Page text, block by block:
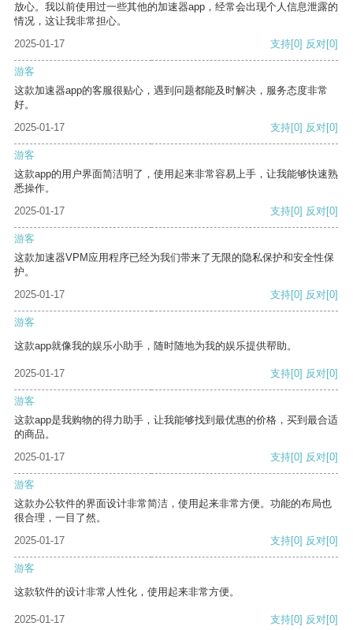
放心。我以前使用过一些其他的加速器app，经常会出现个人信息泄露的
情况，这让我非常担心。
2025-01-17
支持[0] 反对[0]
游客
这款加速器app的客服很贴心，遇到问题都能及时解决，服务态度非常
好。
2025-01-17
支持[0] 反对[0]
游客
这款app的用户界面简洁明了，使用起来非常容易上手，让我能够快速熟
悉操作。
2025-01-17
支持[0] 反对[0]
游客
这款加速器VPM应用程序已经为我们带来了无限的隐私保护和安全性保
护。
2025-01-17
支持[0] 反对[0]
游客
这款app就像我的娱乐小助手，随时随地为我的娱乐提供帮助。
2025-01-17 支持[0] 反对[0]
游客
这款app是我购物的得力助手，让我能够找到最优惠的价格，买到最合适
的商品。
2025-01-17
支持[0] 反对[0]
游客
这款办公软件的界面设计非常简洁，使用起来非常方便。功能的布局也
很合理，一目了然。
2025-01-17
支持[0] 反对[0]
游客
这款软件的设计非常人性化，使用起来非常方便。
2025-01-17 支持[0] 反对[0]